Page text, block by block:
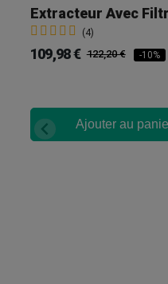
(4)
109,98 € 122,20 € -10%
Ajouter au